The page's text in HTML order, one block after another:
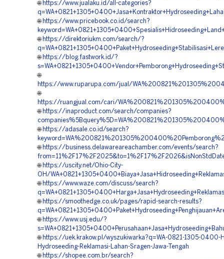
🌐 https://www.jualaku.id/all-categories?
🌐 https://www.pricebook.co.id/search?
🌐 https://direktoriukm.com/search/?
🌐 https://blog.fastwork.id/?
🌐
https://www.ruparupa.com/jual/
🌐
https://ruangjual.com/cari/
🌐 https://inaproduct.com/search/companies?
🌐 https://adasale.co.id/search?
🌐 https://business.delawareareachamber.com/events/search?
🌐 https://uscity.net/Ohio-City-
OH/
🌐 https://www.waze.com/discuss/search?
🌐 https://smoothedge.co.uk/pages/rapid-search-results?
🌐 https://www.usj.edu/?
🌐 https://uek.krakow.pl/wyszukiwarka?q=WA-0821-1305-0400-
Hydroseeding-Reklamasi-Lahan-Sragen-Jawa-Tengah
🌐 https://shopee.com.br/search?